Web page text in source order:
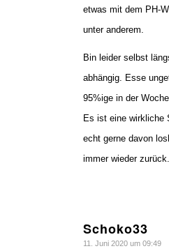
etwas mit dem PH-
unter anderem.
Bin leider selbst
abhängig. Esse
95%ige in der
Es ist eine wirkliche
echt gerne davon
immer wieder zurück.
Schoko33
sagte:
11. Juni 2020 um 09:49